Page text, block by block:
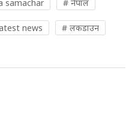
samachar # नेपाल
news # लकडाउन